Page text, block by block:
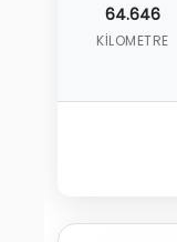
64.646
KILOMETRE